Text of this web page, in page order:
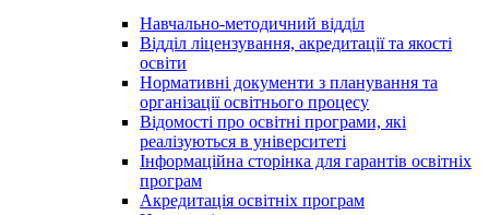
Навчально-методичний відділ
Відділ ліцензування, акредитації та якості
освіти
Нормативні документи з планування та
організації освітнього процесу
Відомості про освітні програми, які
реалізуються в університеті
Інформаційна сторінка для гарантів освітніх
програм
Акредитація освітніх програм